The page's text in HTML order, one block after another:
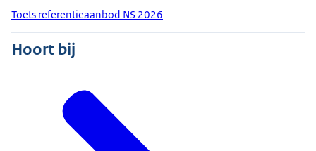
Toets referentieaanbod NS 2026
Hoort bij